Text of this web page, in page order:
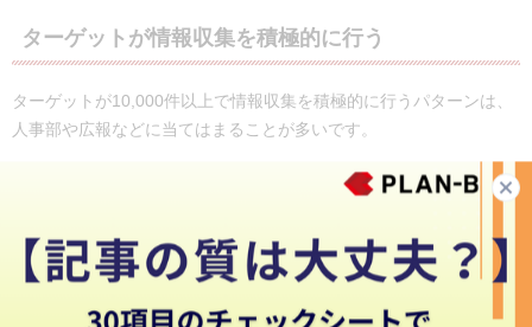
ターゲットが情報収集を積極的に行う
ターゲットが10,000件以上で情報収集を積極的に行うパターンは、
人事部や広報などに当てはまることが多いです。
この場合はThe Model型で、マーケティング部門がリードをできる
だけ多く獲得するのがよいでしょう。獲得したリードに優先度をつ
け、それに従って営業担当者がアプローチを行います。
ターゲットが情報収集を積極的に行わない